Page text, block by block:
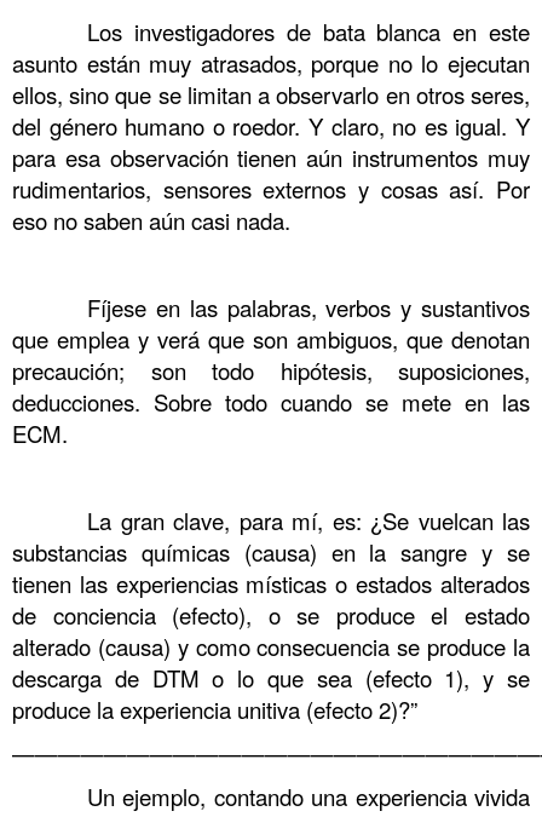
Los investigadores de bata blanca en este
asunto están muy atrasados, porque no lo ejecutan
ellos, sino que se limitan a observarlo en otros seres,
del género humano o roedor. Y claro, no es igual. Y
para esa observación tienen aún instrumentos muy
rudimentarios, sensores externos y cosas así. Por
eso no saben aún casi nada.
Fíjese en las palabras, verbos y sustantivos
que emplea y verá que son ambiguos, que denotan
precaución; son todo hipótesis, suposiciones,
deducciones. Sobre todo cuando se mete en las
ECM.
La gran clave, para mí, es: ¿Se vuelcan las
substancias químicas (causa) en la sangre y se
tienen las experiencias místicas o estados alterados
de conciencia (efecto), o se produce el estado
alterado (causa) y como consecuencia se produce la
descarga de DTM o lo que sea (efecto 1), y se
produce la experiencia unitiva (efecto 2)?”
Un ejemplo, contando una experiencia vivida